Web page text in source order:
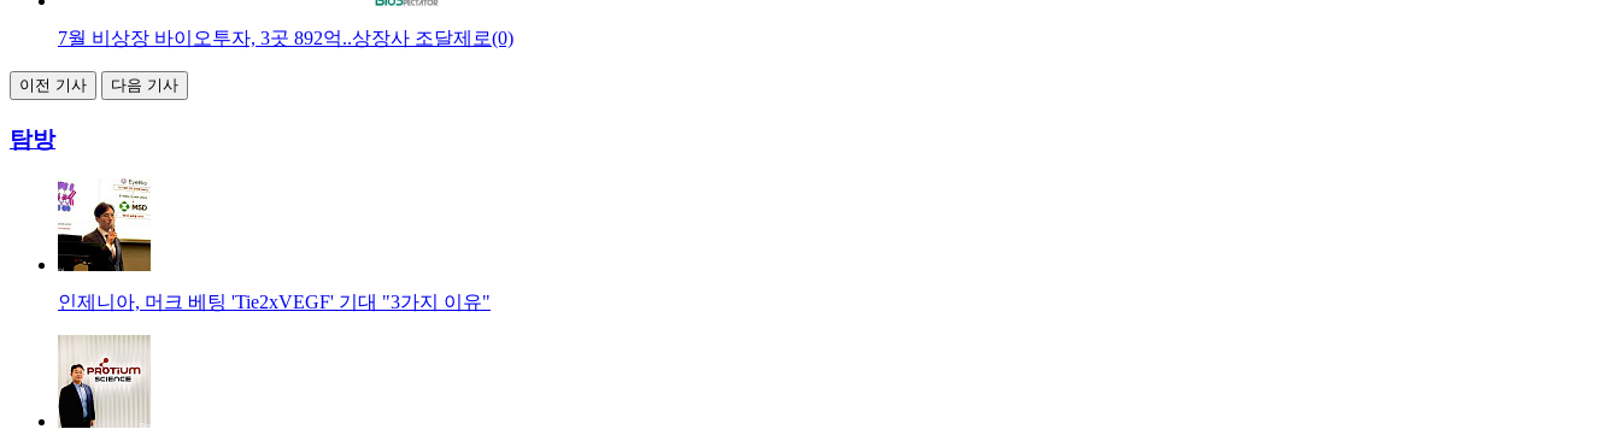
7월 비상장 바이오투자, 3곳 892억..상장사 조달제로(0)
이전 기사 다음 기사
탐방
인제니아, 머크 베팅 'Tie2xVEGF' 기대 "3가지 이유"